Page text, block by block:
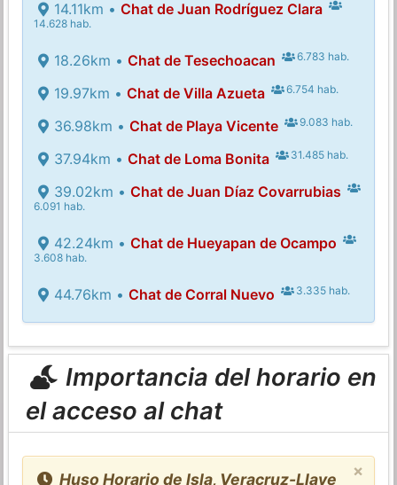
14.11km • Chat de Juan Rodríguez Clara
14.628 hab.
18.26km • Chat de Tesechoacan 6.783 hab.
19.97km • Chat de Villa Azueta 6.754 hab.
36.98km • Chat de Playa Vicente 9.083 hab.
37.94km • Chat de Loma Bonita 31.485 hab.
39.02km • Chat de Juan Díaz Covarrubias
6.091 hab.
42.24km • Chat de Hueyapan de Ocampo
3.608 hab.
44.76km • Chat de Corral Nuevo 3.335 hab.
Importancia del horario en
el acceso al chat
×
Huso Horario de Isla, Veracruz-Llave